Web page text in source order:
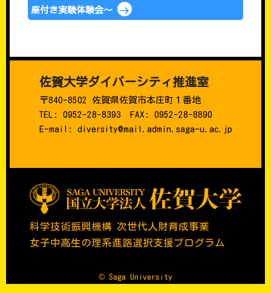
座付き実験体験会～
科学技術振興機構 次世代人財育成事業
女子中高生の理系進路選択支援プログラム
佐賀大学ダイバーシティ推進室
〒840-8502 佐賀県佐賀市本庄町１番地
TEL: 0952-28-8393 FAX: 0952-28-8890
E-mail: diversity@mail.admin.saga-u.ac.jp
© Saga University